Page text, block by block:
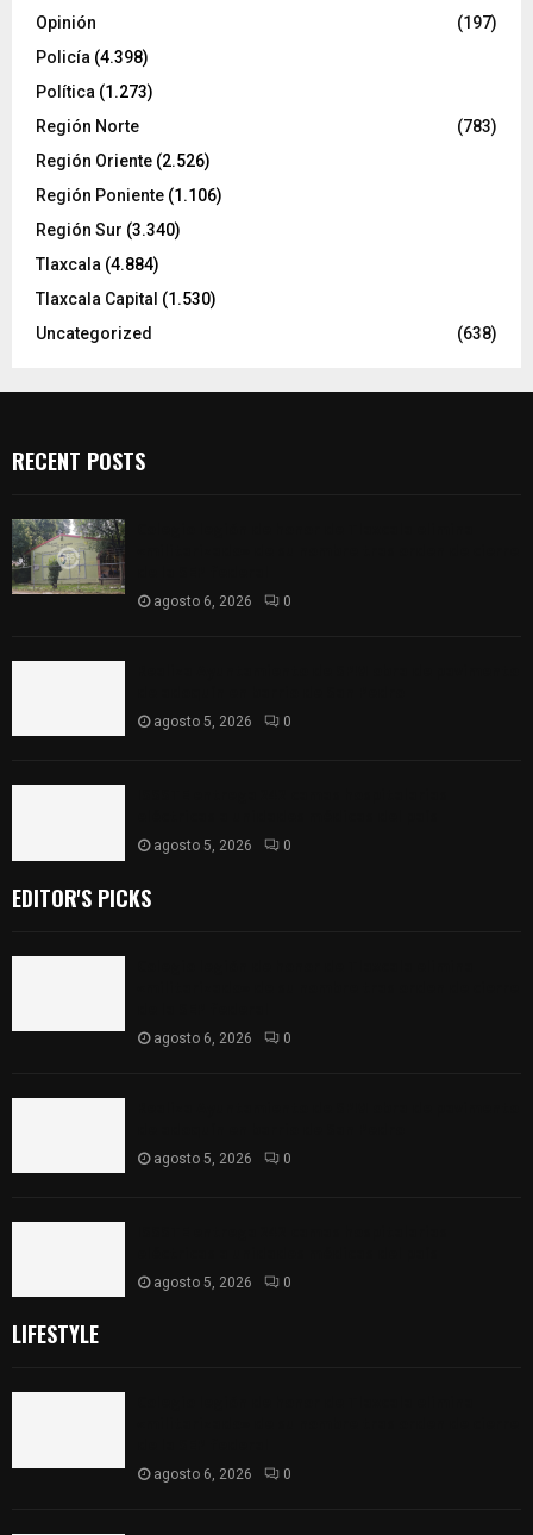
Opinión
(197)
Policía (4.398)
Política (1.273)
Región Norte
(783)
Región Oriente (2.526)
Región Poniente (1.106)
Región Sur (3.340)
Tlaxcala (4.884)
Tlaxcala Capital (1.530)
Uncategorized
(638)
RECENT POSTS
agosto 6, 2026 0
agosto 5, 2026 0
agosto 5, 2026 0
EDITOR'S PICKS
agosto 6, 2026 0
agosto 5, 2026 0
agosto 5, 2026 0
LIFESTYLE
agosto 6, 2026 0